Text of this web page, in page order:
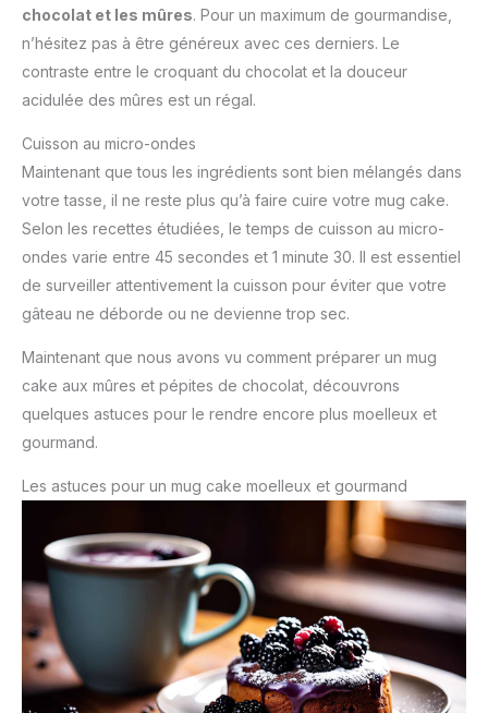
chocolat et les mûres. Pour un maximum de gourmandise,
n’hésitez pas à être généreux avec ces derniers. Le
contraste entre le croquant du chocolat et la douceur
acidulée des mûres est un régal.
Cuisson au micro-ondes
Maintenant que tous les ingrédients sont bien mélangés dans
votre tasse, il ne reste plus qu’à faire cuire votre mug cake.
Selon les recettes étudiées, le temps de cuisson au micro-
ondes varie entre 45 secondes et 1 minute 30. Il est essentiel
de surveiller attentivement la cuisson pour éviter que votre
gâteau ne déborde ou ne devienne trop sec.
Maintenant que nous avons vu comment préparer un mug
cake aux mûres et pépites de chocolat, découvrons
quelques astuces pour le rendre encore plus moelleux et
gourmand.
Les astuces pour un mug cake moelleux et gourmand